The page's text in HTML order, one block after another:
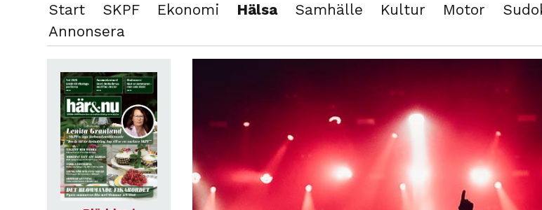
Start SKPF Ekonomi Hälsa Samhälle Kultur Motor
Annonsera
OM REDAKTIONEN